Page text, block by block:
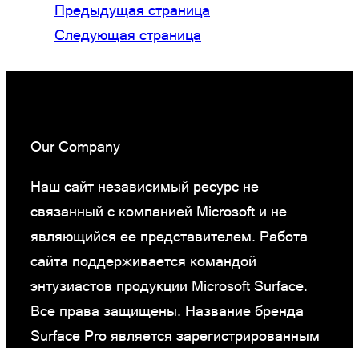
Предыдущая страница
Следующая страница
Our Company
Наш сайт независимый ресурс не
связанный с компанией Microsoft и не
являющийся ее представителем. Работа
сайта поддерживается командой
энтузиастов продукции Microsoft Surface.
Все права защищены. Название бренда
Surface Pro является зарегистрированным